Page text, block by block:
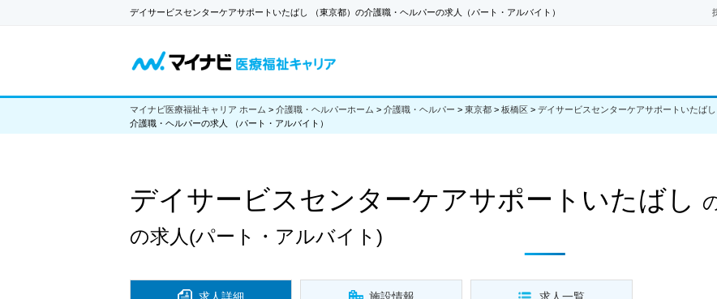
デイサービスセンターケアサポートいたばし （東京都）の介護職・ヘルパーの求人（パート・アルバイト）
マイナビ医療福祉キャリア ホーム > 介護職・ヘルパーホーム > 介護職・ヘルパー > 東京都 > 板橋区 > デイサービスセンターケアサポートいたばし
介護職・ヘルパーの求人 （パート・アルバイト）
デイサービスセンターケアサポートいたばし
の求人 (パート・アルバイト)
求人詳細 施設情報 求人一覧